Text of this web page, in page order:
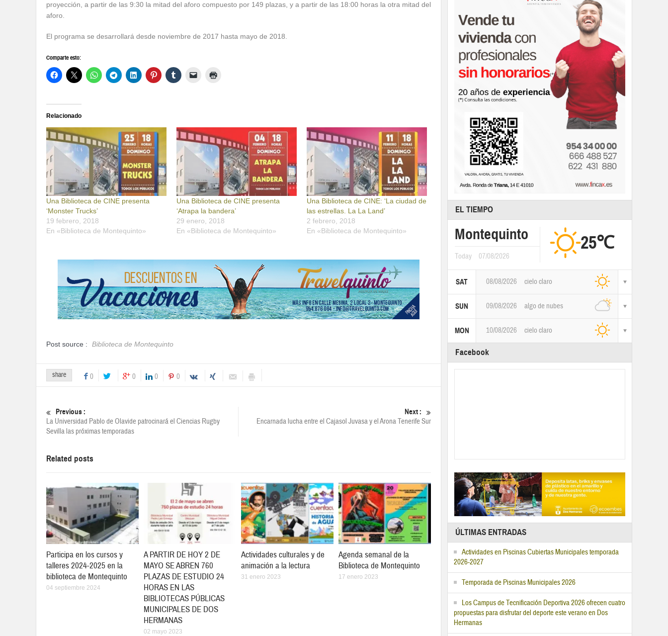
proyección, a partir de las 9:30 la mitad del aforo compuesto por 149 plazas, y a partir de las 18:00 horas la otra mitad del
aforo.
El programa se desarrollará desde noviembre de 2017 hasta mayo de 2018.
Comparte esto:
Relacionado
Una Biblioteca de CINE presenta
‘Monster Trucks’
19 febrero, 2018
En «Biblioteca de Montequinto»
Una Biblioteca de CINE presenta
‘Atrapa la bandera’
29 enero, 2018
En «Biblioteca de Montequinto»
Una Biblioteca de CINE: ‘La ciudad de
las estrellas. La La Land’
2 febrero, 2018
En «Biblioteca de Montequinto»
Post source : Biblioteca de Montequinto
share 0 0 0 0
Previous :
La Universidad Pablo de Olavide patrocinará el Ciencias Rugby
Sevilla las próximas temporadas
Next :
Encarnada lucha entre el Cajasol Juvasa y el Arona Tenerife Sur
Related posts
Participa en los cursos y
talleres 2024-2025 en la
biblioteca de Montequinto
04 septiembre 2024
A PARTIR DE HOY 2 DE
MAYO SE ABREN 760
PLAZAS DE ESTUDIO 24
HORAS EN LAS
BIBLIOTECAS PÚBLICAS
MUNICIPALES DE DOS
HERMANAS
02 mayo 2023
Actividades culturales y de
animación a la lectura
31 enero 2023
Agenda semanal de la
Biblioteca de Montequinto
17 enero 2023
EL TIEMPO
Montequinto
Today 07/08/2026
25℃
SAT 08/08/2026 cielo claro
SUN 09/08/2026 algo de nubes
MON 10/08/2026 cielo claro
Facebook
ÚLTIMAS ENTRADAS
Actividades en Piscinas Cubiertas Municipales temporada
2026-2027
Temporada de Piscinas Municipales 2026
Los Campus de Tecnificación Deportiva 2026 ofrecen cuatro
propuestas para disfrutar del deporte este verano en Dos
Hermanas